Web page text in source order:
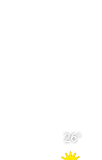
26°